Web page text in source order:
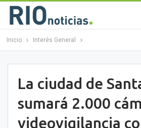
Inicio Interés General
La ciudad de
sumará 2.000
videovigilancia